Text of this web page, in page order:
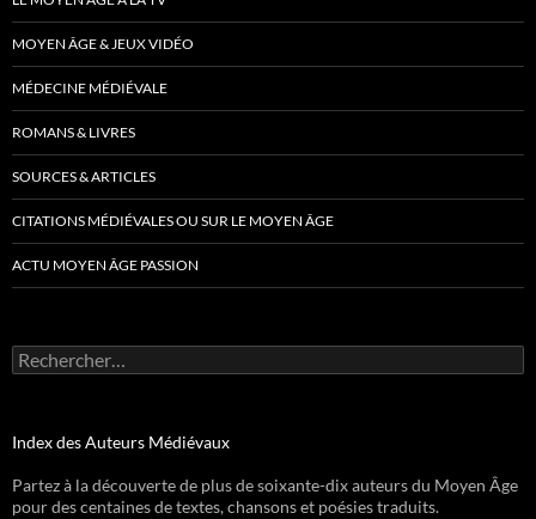
MOYEN ÂGE & JEUX VIDÉO
MÉDECINE MÉDIÉVALE
ROMANS & LIVRES
SOURCES & ARTICLES
CITATIONS MÉDIÉVALES OU SUR LE MOYEN ÂGE
ACTU MOYEN ÂGE PASSION
Rechercher :
Index des Auteurs Médiévaux
Partez à la découverte de plus de soixante-dix auteurs du Moyen Âge
pour des centaines de textes, chansons et poésies traduits.